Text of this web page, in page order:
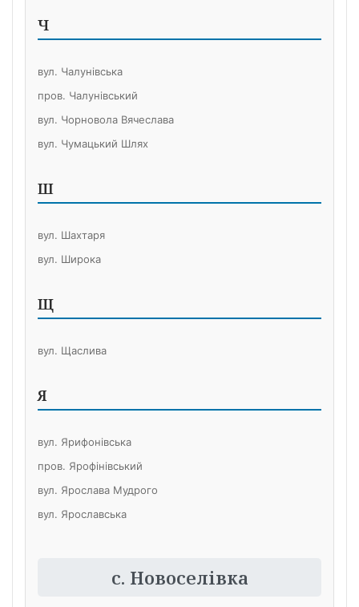
Ч
вул. Чалунівська
пров. Чалунівський
вул. Чорновола Вячеслава
вул. Чумацький Шлях
Ш
вул. Шахтаря
вул. Широка
Щ
вул. Щаслива
Я
вул. Ярифонівська
пров. Ярофінівський
вул. Ярослава Мудрого
вул. Ярославська
с. Новоселівка